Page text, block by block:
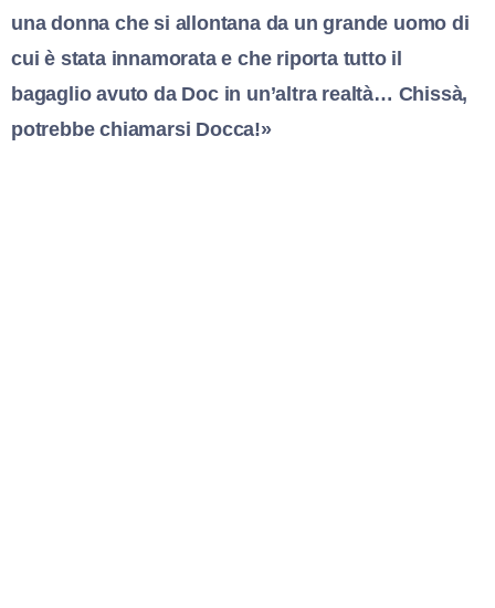
una donna che si allontana da un grande uomo di
cui è stata innamorata e che riporta tutto il
bagaglio avuto da Doc in un’altra realtà… Chissà,
potrebbe chiamarsi Docca!»